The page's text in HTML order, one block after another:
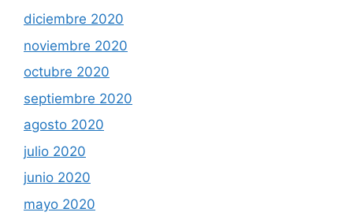
diciembre 2020
noviembre 2020
octubre 2020
septiembre 2020
agosto 2020
julio 2020
junio 2020
mayo 2020